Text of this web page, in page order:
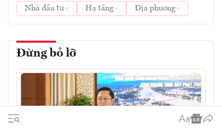
Nhà đầu tư
Hạ tầng Địa phương
Đừng bỏ lỡ